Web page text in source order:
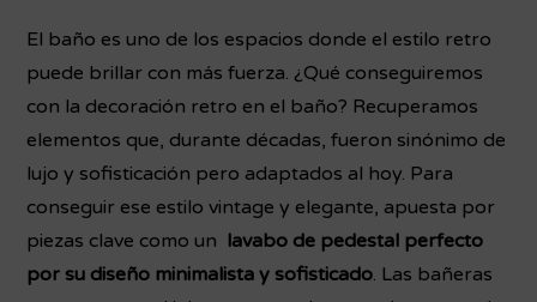
El baño es uno de los espacios donde el estilo retro
puede brillar con más fuerza. ¿Qué conseguiremos
con la decoración retro en el baño? Recuperamos
elementos que, durante décadas, fueron sinónimo de
lujo y sofisticación pero adaptados al hoy. Para
conseguir ese estilo vintage y elegante, apuesta por
piezas clave como un lavabo de pedestal perfecto
por su diseño minimalista y sofisticado. Las bañeras